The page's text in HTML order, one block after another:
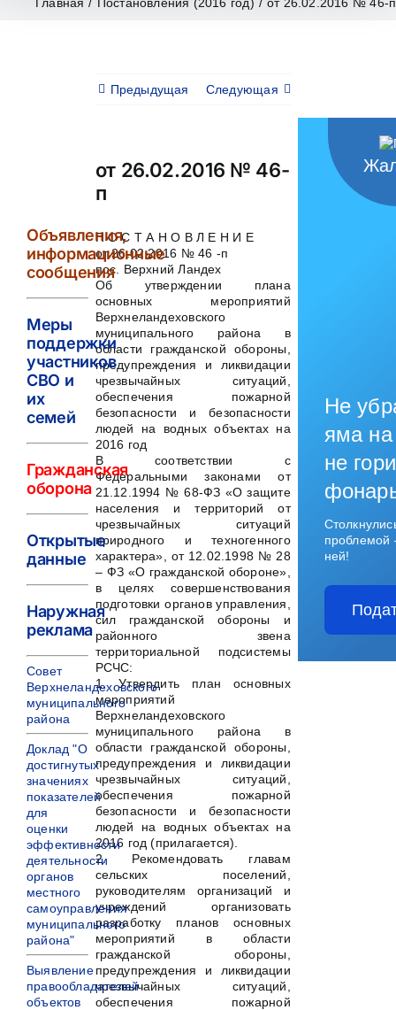
Предыдущая Следующая
от 26.02.2016 № 46-
п
П О С Т А Н О В Л Е Н И Е
от 26.02.2016 № 46 -п
пос. Верхний Ландех
Об утверждении плана
основных мероприятий
Верхнеландеховского
муниципального района в
области гражданской обороны,
предупреждения и ликвидации
чрезвычайных ситуаций,
обеспечения пожарной
безопасности и безопасности
людей на водных объектах на
2016 год
В соответствии с
Федеральными законами от
21.12.1994 № 68-ФЗ «О защите
населения и территорий от
чрезвычайных ситуаций
природного и техногенного
характера», от 12.02.1998 № 28
– ФЗ «О гражданской обороне»,
в целях совершенствования
подготовки органов управления,
сил гражданской обороны и
районного звена
территориальной подсистемы
РСЧС:
1. Утвердить план основных
мероприятий
Верхнеландеховского
муниципального района в
области гражданской обороны,
предупреждения и ликвидации
чрезвычайных ситуаций,
обеспечения пожарной
безопасности и безопасности
людей на водных объектах на
2016 год (прилагается).
2. Рекомендовать главам
сельских поселений,
руководителям организаций и
учреждений организовать
разработку планов основных
мероприятий в области
гражданской обороны,
предупреждения и ликвидации
чрезвычайных ситуаций,
обеспечения пожарной
Объявления,
информационные
сообщения
Меры
поддержки
участников
СВО и
их
семей
Гражданская
оборона
Открытые
данные
Наружная
реклама
Совет
Верхнеландеховского
муниципального
района
Доклад "О
достигнутых
значениях
показателей
для
оценки
эффективности
деятельности
органов
местного
самоуправления
муниципального
района"
Выявление
правообладателей
объектов
Не
яма на
не
ней!